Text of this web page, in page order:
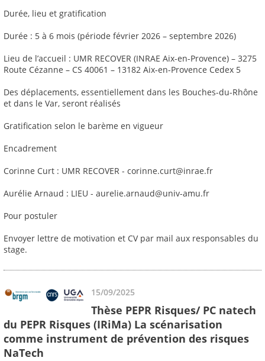
Durée, lieu et gratification
Durée : 5 à 6 mois (période février 2026 – septembre 2026)
Lieu de l’accueil : UMR RECOVER (INRAE Aix-en-Provence) – 3275
Route Cézanne – CS 40061 – 13182 Aix-en-Provence Cedex 5
Des déplacements, essentiellement dans les Bouches-du-Rhône
et dans le Var, seront réalisés
Gratification selon le barème en vigueur
Encadrement
Corinne Curt : UMR RECOVER - corinne.curt@inrae.fr
Aurélie Arnaud : LIEU - aurelie.arnaud@univ-amu.fr
Pour postuler
Envoyer lettre de motivation et CV par mail aux responsables du
stage.
15/09/2025
Thèse PEPR Risques/ PC natech
du PEPR Risques (IRiMa) La scénarisation
comme instrument de prévention des risques
NaTech